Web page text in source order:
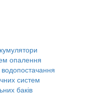
опалення
систем
баків